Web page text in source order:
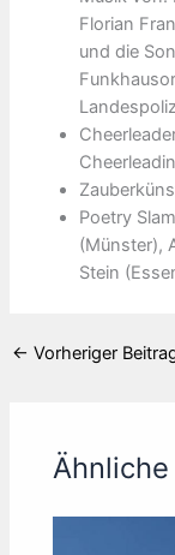
Florian
und die
Poetry
(Münster),
Stein
← Vorheriger